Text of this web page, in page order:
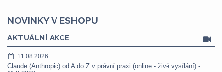
NOVINKY V ESHOPU
AKTUÁLNÍ AKCE
11.08.2026
Claude (Anthropic) od A do Z v právní praxi (online - živé vysílání) -